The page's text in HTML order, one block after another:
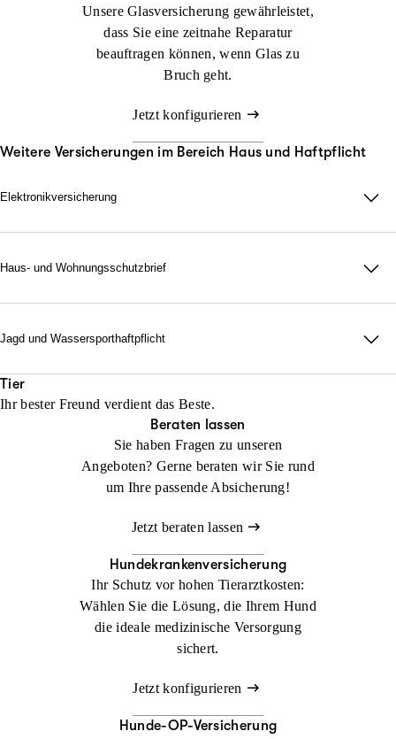
Unsere Glasversicherung gewährleistet,
dass Sie eine zeitnahe Reparatur
beauftragen können, wenn Glas zu
Bruch geht.
Jetzt konfigurieren
Weitere Versicherungen im Bereich Haus und Haftpflicht
Elektronikversicherung
Bei uns können Sie mit der Elektronikversicherung nahezu alle
versichern. Damit wollen wir Sie vor hohen Kosten schützen,
Haus- und Wohnungsschutzbrief
zu Hause Not am Mann ist, rufen Sie einfach an. Den Rest
die Kosten.
Jetzt konfigurieren Beraten lassen
Jagd und Wassersporthaftpflicht
Schadenersatzansprüche nach sich ziehen. Als Verursacher
haften Sie, notfalls mit Ihrem ganzen Vermögen. Schützen Sie
sich daher mit unseren speziellen Angeboten der Jagd-
Haftpflichtversicherung und der Wassersport-
Haftpflichtversicherung vor den finanziellen Folgen.
Tier
Ihr bester Freund verdient das Beste.
Beraten lassen
Sie haben Fragen zu unseren
Angeboten? Gerne beraten wir Sie rund
um Ihre passende Absicherung!
Jetzt beraten lassen
Hundekrankenversicherung
Ihr Schutz vor hohen Tierarztkosten:
Wählen Sie die Lösung, die Ihrem Hund
die ideale medizinische Versorgung
sichert.
Jetzt konfigurieren
Hunde-OP-Versicherung